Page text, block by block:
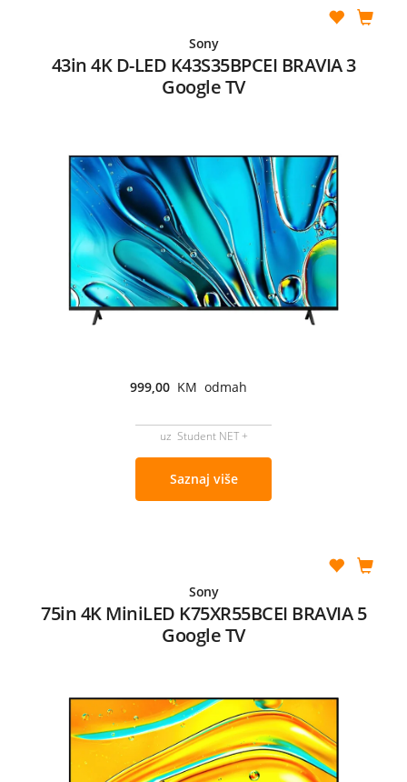
Sony
43in 4K D-LED K43S35BPCEI BRAVIA 3
Google TV
999,00 KM odmah
uz Student NET +
Saznaj više
Sony
75in 4K MiniLED K75XR55BCEI BRAVIA 5
Google TV